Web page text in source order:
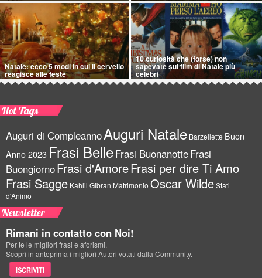
Natale: ecco 5 modi in cui il cervello
reagisce alle feste
10 curiosità che (forse) non
sapevate sui film di Natale più
celebri
Hot Tags
Auguri di CompleannoAuguri Natale Barzellette Buon
Anno 2023 Frasi BelleFrasi BuonanotteFrasi
BuongiornoFrasi d'AmoreFrasi per dire Ti Amo
Frasi Sagge Kahlil Gibran Matrimonio Oscar WildeStati
d'Animo
Newsletter
Rimani in contatto con Noi!
Per te le migliori frasi e aforismi.
Scopri in anteprima i migliori Autori votati dalla Community.
ISCRIVITI